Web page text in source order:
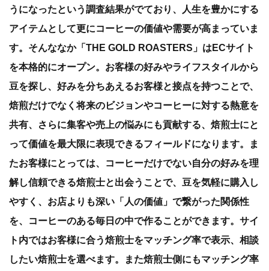
うになったという調査結果がでており、人生を豊かにする
アイテムとして更にコーヒーの価値や需要が高まっていま
す。そんななか「THE GOLD ROASTERS」はECサイト
を本格的にオープン。お客様の好みやライフスタイルから
豆を探し、好みを分ちあえるお客様と接点を持つことで、
焙煎だけでなく将来のビジョンやコーヒーに対する熱意を
共有、さらに集客や売上の悩みにも貢献する、焙煎士にと
って価値を最大限に表現できるフィールドになります。ま
たお客様にとっては、コーヒーだけでない自分の好みを理
解し信頼できる焙煎士と出会うことで、豆を気軽に購入し
やすく、お店よりも深い「人の価値」で繋がった関係性
を、コーヒーのある毎日の中で作ることができます。サイ
ト内ではお客様に合う焙煎士をマッチング率で表示、相談
したい焙煎士を選べます。また焙煎士側にもマッチング率